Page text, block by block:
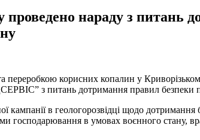
проведено нараду з питань
корисних копалин у
з питань дотримання правил безпеки
кампанії в геологорозвідці щодо
господарювання в умовах воєнного стану,